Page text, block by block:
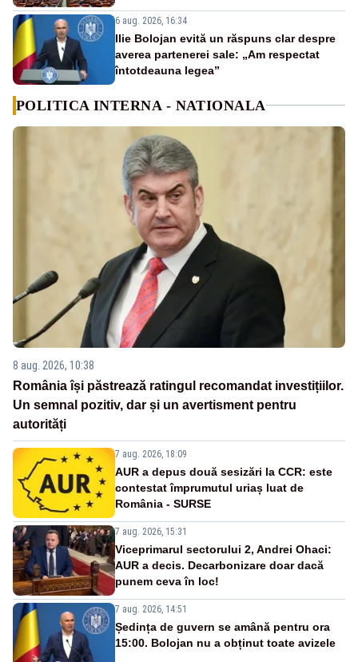
6 aug. 2026, 16:34
Ilie Bolojan evită un răspuns clar despre
averea partenerei sale: „Am respectat
întotdeauna legea”
POLITICA INTERNA - NATIONALA
8 aug. 2026, 10:38
România își păstrează ratingul recomandat investițiilor.
Un semnal pozitiv, dar și un avertisment pentru
autorități
7 aug. 2026, 18:09
AUR a depus două sesizări la CCR: este
contestat împrumutul uriaș luat de
România - SURSE
7 aug. 2026, 15:31
Viceprimarul sectorului 2, Andrei Ohaci:
AUR a decis. Decarbonizare doar dacă
punem ceva în loc!
7 aug. 2026, 14:51
Ședința de guvern se amână pentru ora
15:00. Bolojan nu a obținut toate avizele